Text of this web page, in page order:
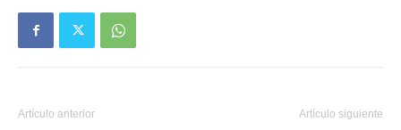
Artículo anterior Artículo siguiente